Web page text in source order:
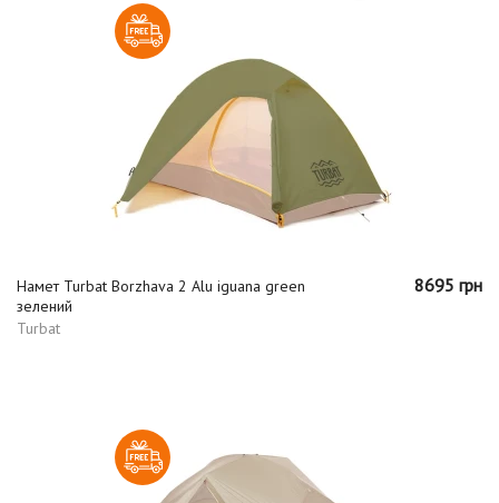
Намет Turbat Borzhava 2 Alu iguana green
зелений
Turbat
8695 грн